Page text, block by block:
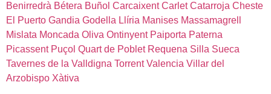
Benirredrà Bétera Buñol Carcaixent Carlet Catarroja Cheste
El Puerto Gandia Godella Llíria Manises Massamagrell
Mislata Moncada Oliva Ontinyent Paiporta Paterna
Picassent Puçol Quart de Poblet Requena Silla Sueca
Tavernes de la Valldigna Torrent Valencia Villar del
Arzobispo Xàtiva